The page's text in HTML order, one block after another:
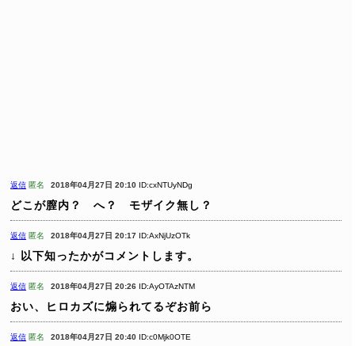
返信 匿名 2018年04月27日 20:10 ID:cxNTUyNDg
どこが膣内？ へ？ モザイク無し？
返信 匿名 2018年04月27日 20:17 ID:AxNjUzOTk
↓ 以下知ったかがコメントします。
返信 匿名 2018年04月27日 20:26 ID:AyOTAzNTM
おい、ヒロカズに煽られてるぞお前ら
返信 匿名 2018年04月27日 20:40 ID:c0Mjk0OTE